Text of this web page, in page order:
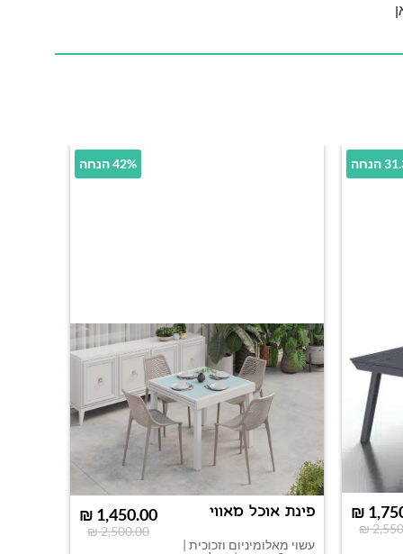
הנחה
₪
₪
42% הנחה
פינת אוכל מאווי
עשוי מאלומיניום וזכוכית |
₪2,500.00
₪ 1,450.00